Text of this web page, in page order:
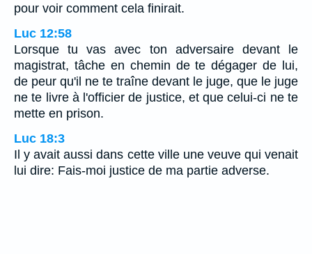
pour voir comment cela finirait.
Luc 12:58
Lorsque tu vas avec ton adversaire devant le
magistrat, tâche en chemin de te dégager de lui,
de peur qu'il ne te traîne devant le juge, que le juge
ne te livre à l'officier de justice, et que celui-ci ne te
mette en prison.
Luc 18:3
Il y avait aussi dans cette ville une veuve qui venait
lui dire: Fais-moi justice de ma partie adverse.